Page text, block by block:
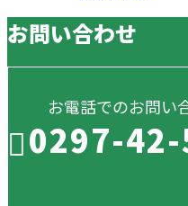
お問い合わせ
お電話でのお問い
0297-